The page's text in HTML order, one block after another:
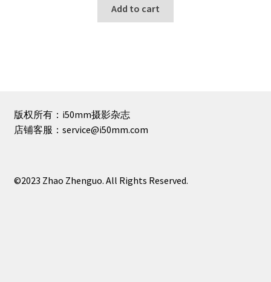
was:
¥1.
is:
¥0.
Add to cart
版权所有：i50mm摄影杂志
店铺客服：service@i50mm.com
©2023 Zhao Zhenguo. All Rights Reserved.